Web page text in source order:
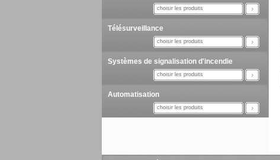
choisir les produits
Télésurveillance
choisir les produits
Systèmes de signalisation d'incendie
choisir les produits
Automatisation
choisir les produits